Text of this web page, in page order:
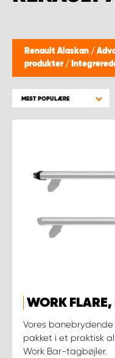
Renault Alaskan /
produkter /
MEST POPULÆRE
WORK
Vores
pakket i et praktisk
Work Bar-tagbøjler.